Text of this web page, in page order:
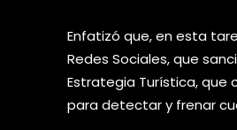
Enfatizó que, en esta
Redes Sociales, que
Estrategia Turística, que
para detectar y frenar